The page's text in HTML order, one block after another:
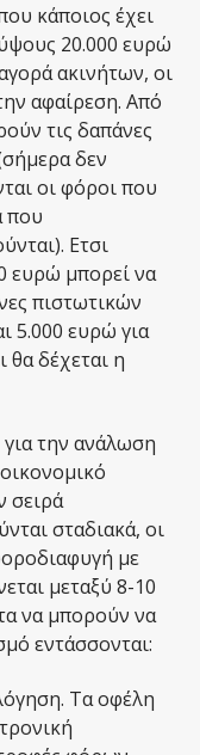
κάποιος έχει
20.000 ευρώ
ακινήτων, οι
αφαίρεση. Από
τις δαπάνες
δεν
οι φόροι που
που
Ετσι
ευρώ μπορεί να
πιστωτικών
5.000 ευρώ για
δέχεται η
για την ανάλωση
σειρά
σταδιακά, οι
με
μεταξύ 8-10
να μπορούν να
εντάσσονται:
Τα οφέλη